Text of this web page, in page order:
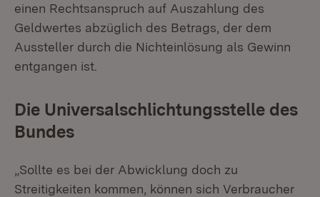
einen Rechtsanspruch auf Auszahlung des
Geldwertes abzüglich des Betrags, der dem
Aussteller durch die Nichteinlösung als Gewinn
entgangen ist.
Die Universalschlichtungsstelle des
Bundes
„Sollte es bei der Abwicklung doch zu
Streitigkeiten kommen, können sich Verbraucher